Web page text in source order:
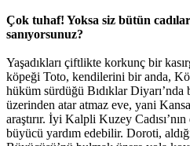
Çok tuhaf! Yoksa siz bütün
sanıyorsunuz?
Yaşadıkları çiftlikte korkunç bir
köpeği Toto, kendilerini bir anda,
hüküm sürdüğü Bıdıklar Diyarı’nda
üzerinden atar atmaz eve, yani
araştırır. İyi Kalpli Kuzey
büyücü yardım edebilir. Doroti,